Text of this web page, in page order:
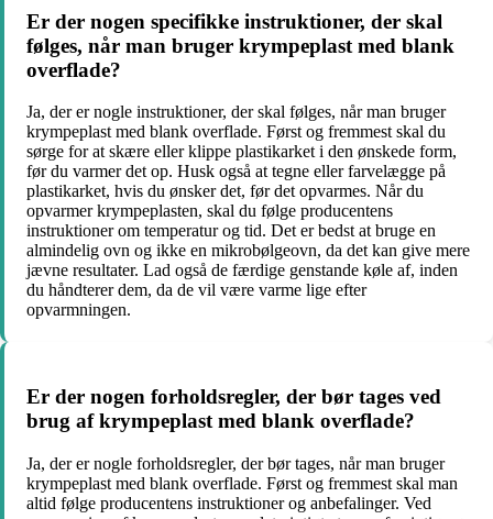
Er der nogen specifikke instruktioner, der skal
følges, når man bruger krympeplast med blank
overflade?
Ja, der er nogle instruktioner, der skal følges, når man bruger
krympeplast med blank overflade. Først og fremmest skal du
sørge for at skære eller klippe plastikarket i den ønskede form,
før du varmer det op. Husk også at tegne eller farvelægge på
plastikarket, hvis du ønsker det, før det opvarmes. Når du
opvarmer krympeplasten, skal du følge producentens
instruktioner om temperatur og tid. Det er bedst at bruge en
almindelig ovn og ikke en mikrobølgeovn, da det kan give mere
jævne resultater. Lad også de færdige genstande køle af, inden
du håndterer dem, da de vil være varme lige efter
opvarmningen.
Er der nogen forholdsregler, der bør tages ved
brug af krympeplast med blank overflade?
Ja, der er nogle forholdsregler, der bør tages, når man bruger
krympeplast med blank overflade. Først og fremmest skal man
altid følge producentens instruktioner og anbefalinger. Ved